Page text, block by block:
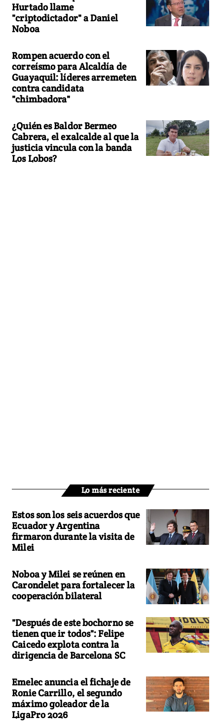
Hurtado llame
"criptodictador" a Daniel
Noboa
Rompen acuerdo con el
correísmo para Alcaldía de
Guayaquil: líderes arremeten
contra candidata
"chimbadora"
¿Quién es Baldor Bermeo
Cabrera, el exalcalde al que la
justicia vincula con la banda
Los Lobos?
Lo más reciente
Estos son los seis acuerdos que
Ecuador y Argentina
firmaron durante la visita de
Milei
Noboa y Milei se reúnen en
Carondelet para fortalecer la
cooperación bilateral
"Después de este bochorno se
tienen que ir todos": Felipe
Caicedo explota contra la
dirigencia de Barcelona SC
Emelec anuncia el fichaje de
Ronie Carrillo, el segundo
máximo goleador de la
LigaPro 2026